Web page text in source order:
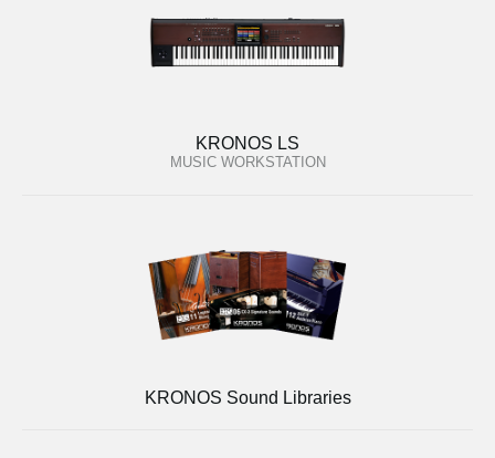
KRONOS LS
MUSIC WORKSTATION
KRONOS Sound Libraries